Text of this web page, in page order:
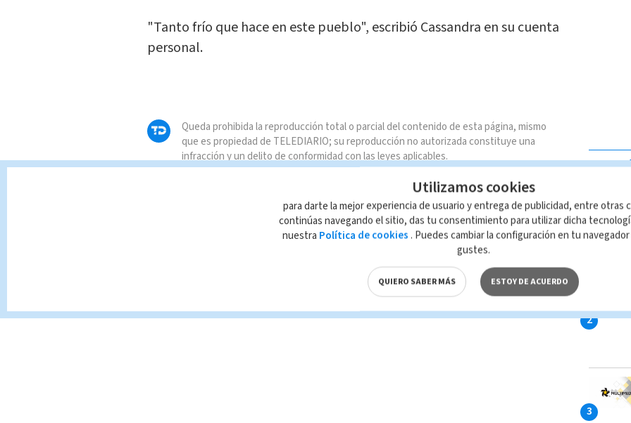
"Tanto frío que hace en este pueblo", escribió Cassandra en su cuenta
personal.
Queda prohibida la reproducción total o parcial del contenido de esta página, mismo
que es propiedad de TELEDIARIO; su reproducción no autorizada constituye una
infracción y un delito de conformidad con las leyes aplicables.
LAS
Utilizamos cookies
para darte la mejor experiencia de usuario y entrega de publicidad, entre otras
continúas navegando el sitio, das tu consentimiento para utilizar dicha
nuestra Política de cookies . Puedes cambiar la configuración en tu
gustes.
QUIERO SABER MÁS ESTOY DE ACUERDO